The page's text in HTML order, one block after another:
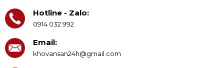
Hotline - Zalo:
0914 032 992
Email:
khovansan24h@gmail.com